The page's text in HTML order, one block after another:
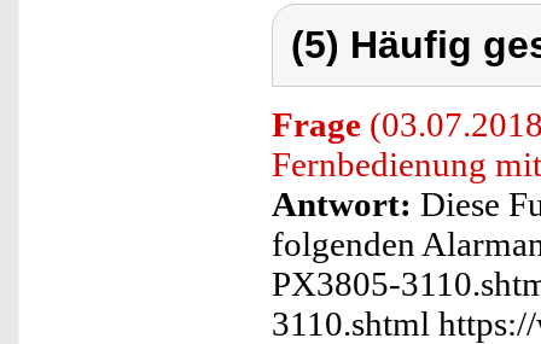
(5) Häufig
Frage
Fernbedienung
Antwort: Diese
folgenden
PX3805-
3110.shtml